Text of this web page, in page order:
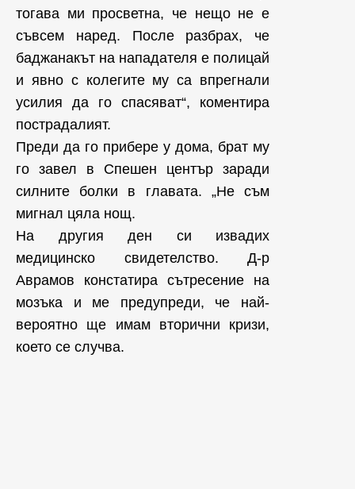
тогава ми просветна, че нещо не е
съвсем наред. После разбрах, че
баджанакът на нападателя е полицай
и явно с колегите му са впрегнали
усилия да го спасяват“, коментира
пострадалият.
Преди да го прибере у дома, брат му
го завел в Спешен център заради
силните болки в главата. „Не съм
мигнал цяла нощ.
На другия ден си извадих
медицинско свидетелство. Д-р
Аврамов констатира сътресение на
мозъка и ме предупреди, че най-
вероятно ще имам вторични кризи,
което се случва.